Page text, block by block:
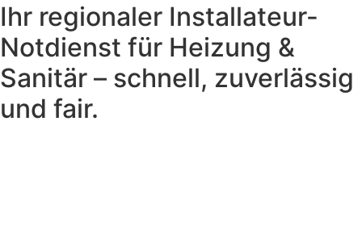
Ihr regionaler Installateur-
Notdienst für Heizung &
Sanitär – schnell, zuverlässig
und fair.